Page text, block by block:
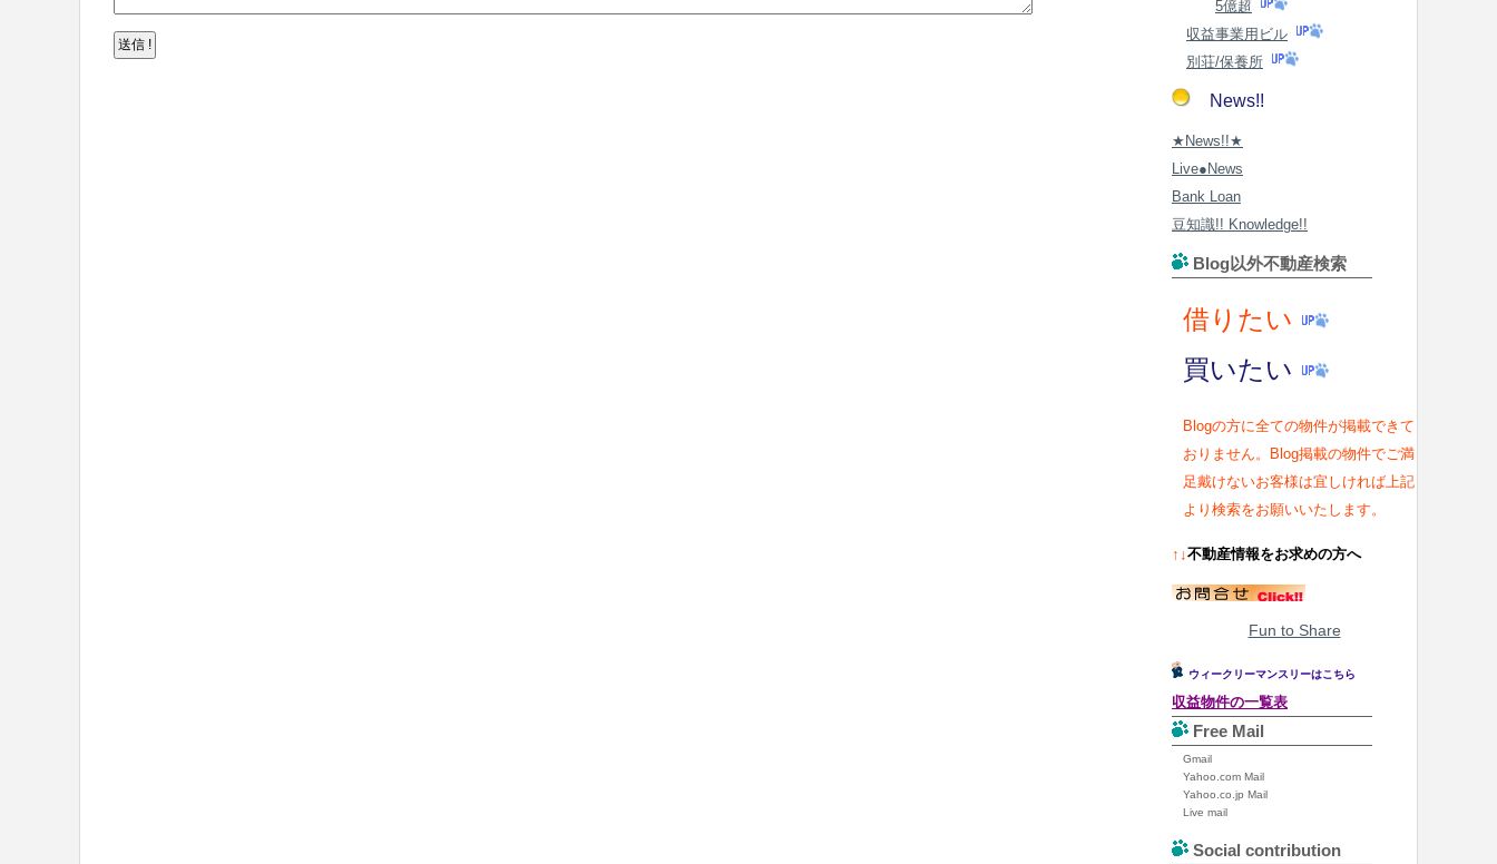
5億超
収益事業用ビル
別荘/保養所
News!!
★News!!★
Live●News
Bank Loan
豆知識!! Knowledge!!
Blog以外不動産検索
借りたい
買いたい
Blogの方に全ての物件が掲載できて
おりません。Blog掲載の物件でご満
足戴けないお客様は宜しければ上記
より検索をお願いいたします。
↑↓不動産情報をお求めの方へ
Fun to Share
ウィークリーマンスリーはこちら
収益物件の一覧表
Free Mail
Gmail
Yahoo.com Mail
Yahoo.co.jp Mail
Live mail
Social contribution